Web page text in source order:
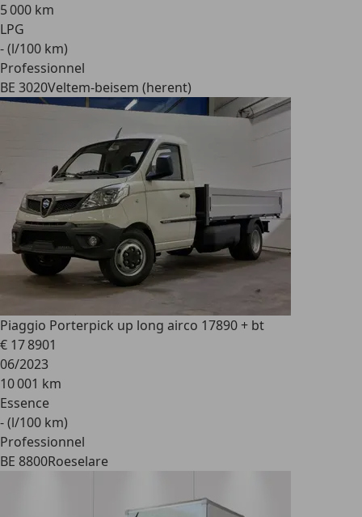
5 000 km
LPG
- (l/100 km)
Professionnel
BE 3020Veltem-beisem (herent)
Piaggio Porterpick up long airco 17890 + bt
€ 17 8901
06/2023
10 001 km
Essence
- (l/100 km)
Professionnel
BE 8800Roeselare